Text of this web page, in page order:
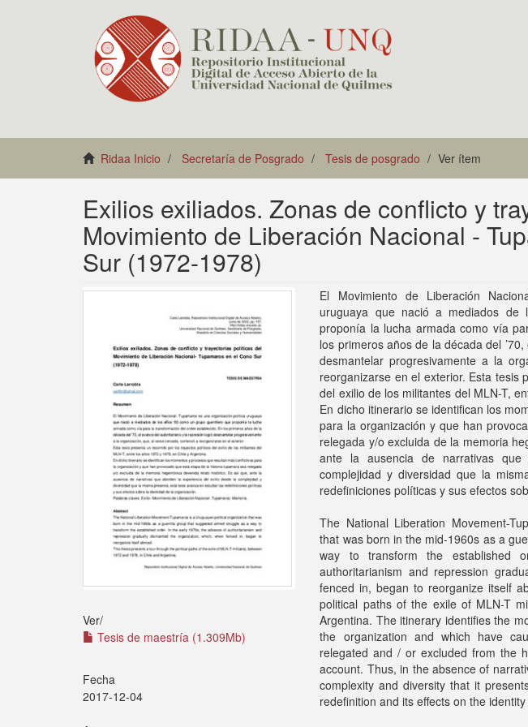
Ridaa Inicio Secretaría de Posgrado Tesis de posgrado Ver ítem
Exilios exiliados. Zonas de conflicto y
Movimiento de Liberación Nacional -
Sur (1972-1978)
Ver/
Tesis de maestría (1.309Mb)
Fecha
2017-12-04
El Movimiento de Liberación
uruguaya que nació a mediados de
proponía la lucha armada como vía
los primeros años de la década del
desmantelar progresivamente a la
reorganizarse en el exterior. Esta tesis
del exilio de los militantes del MLN-T,
En dicho itinerario se identifican los
para la organización y que han
relegada y/o excluida de la memoria
ante la ausencia de narrativas
complejidad y diversidad que la
redefiniciones políticas y sus efectos
The National Liberation Movement-
that was born in the mid-1960s as a
way to transform the established
authoritarianism and repression
fenced in, began to reorganize itself
political paths of the exile of MLN-T
Argentina. The itinerary identifies the
the organization and which have
relegated and / or excluded from the
account. Thus, in the absence of
complexity and diversity that it
redefinition and its effects on the